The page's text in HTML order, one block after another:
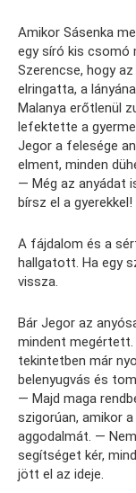
Amikor Sásenka
egy síró kis csomó
Szerencse, hogy
elringatta, a
Malanya erőtlenül
lefektette a
Jegor a felesége
elment, minden
— Még az anyádat
bírsz el a gyerekkel!
A fájdalom és a
hallgatott. Ha egy
vissza.
Bár Jegor az
mindent megértett.
tekintetben már
belenyugvás és
— Majd maga
szigorúan, amikor
aggodalmát. —
segítséget kér,
jött el az ideje.